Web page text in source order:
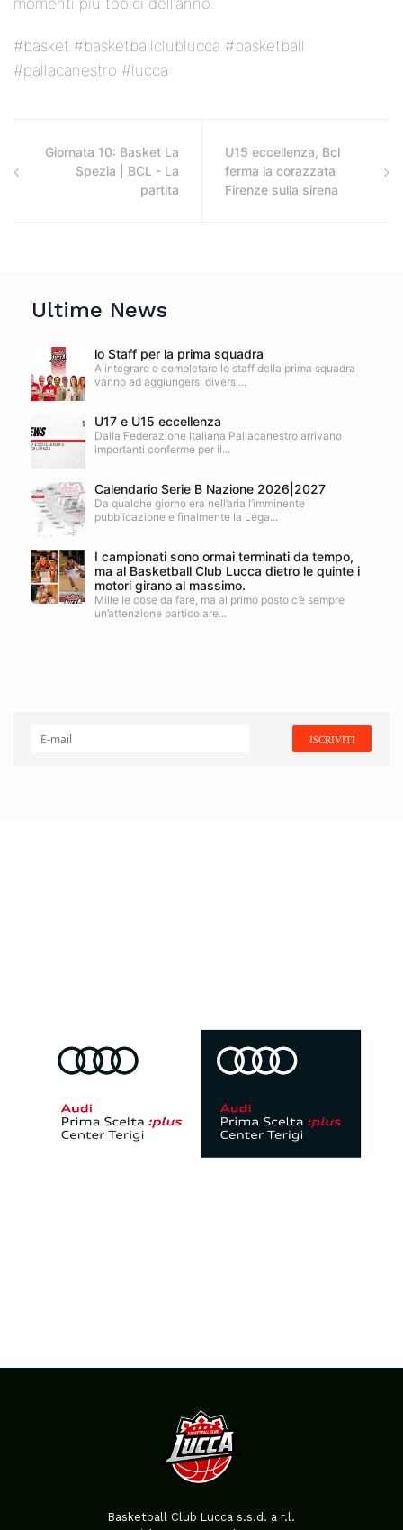
momenti più topici dell’anno.
#basket #basketballclublucca #basketball
#pallacanestro #lucca
Giornata 10: Basket La
Spezia | BCL - La
partita
U15 eccellenza, Bcl
ferma la corazzata
Firenze sulla sirena
Ultime News
lo Staff per la prima squadra
A integrare e completare lo staff della prima squadra
vanno ad aggiungersi diversi...
U17 e U15 eccellenza
Dalla Federazione Italiana Pallacanestro arrivano
importanti conferme per il...
Calendario Serie B Nazione 2026|2027
Da qualche giorno era nell’aria l’imminente
pubblicazione e finalmente la Lega...
I campionati sono ormai terminati da tempo,
ma al Basketball Club Lucca dietro le quinte i
motori girano al massimo.
Mille le cose da fare, ma al primo posto c’è sempre
un’attenzione particolare...
Basketball Club Lucca s.s.d. a r.l.